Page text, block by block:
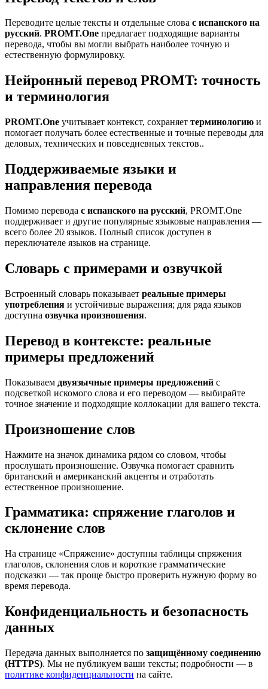
Переводите целые тексты и отдельные слова с испанского на
русский. PROMT.One предлагает подходящие варианты
перевода, чтобы вы могли выбрать наиболее точную и
естественную формулировку.
Нейронный перевод PROMT: точность
и терминология
PROMT.One учитывает контекст, сохраняет терминологию и
помогает получать более естественные и точные переводы для
деловых, технических и повседневных текстов..
Поддерживаемые языки и
направления перевода
Помимо перевода с испанского на русский, PROMT.One
поддерживает и другие популярные языковые направления —
всего более 20 языков. Полный список доступен в
переключателе языков на странице.
Словарь с примерами и озвучкой
Встроенный словарь показывает реальные примеры
употребления и устойчивые выражения; для ряда языков
доступна озвучка произношения.
Перевод в контексте: реальные
примеры предложений
Показываем двуязычные примеры предложений с
подсветкой искомого слова и его переводом — выбирайте
точное значение и подходящие коллокации для вашего текста.
Произношение слов
Нажмите на значок динамика рядом со словом, чтобы
прослушать произношение. Озвучка помогает сравнить
британский и американский акценты и отработать
естественное произношение.
Грамматика: спряжение глаголов и
склонение слов
На странице «Спряжение» доступны таблицы спряжения
глаголов, склонения слов и короткие грамматические
подсказки — так проще быстро проверить нужную форму во
время перевода.
Конфиденциальность и безопасность
данных
Передача данных выполняется по защищённому соединению
(HTTPS). Мы не публикуем ваши тексты; подробности — в
политике конфиденциальности на сайте.